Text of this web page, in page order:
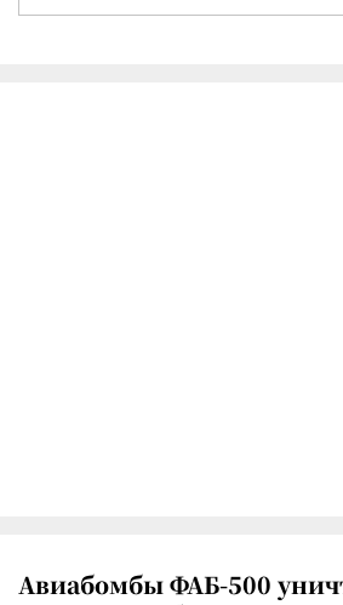
Авиабомбы ФАБ-500